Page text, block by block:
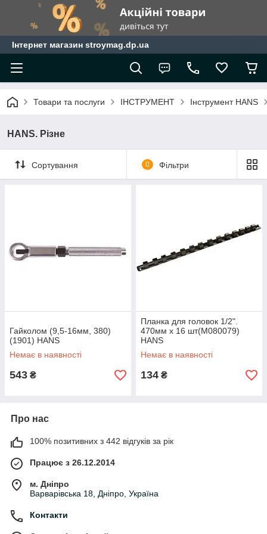
Інтернет магазин stroymag.dp.ua
Товари та послуги ІНСТРУМЕНТ Інструмент HANS
HANS. Різне
Сортування 0 Фільтри
Гайколом (9,5-16мм, 380)
(1901) HANS
Немає в наявності
543 ₴
Планка для головок 1/2".
470мм х 16 шт(М080079)
HANS
Немає в наявності
134 ₴
Про нас
100% позитивних з 442 відгуків за рік
Працює з 26.12.2014
м. Дніпро
Варварівська 18, Дніпро, Україна
Контакти